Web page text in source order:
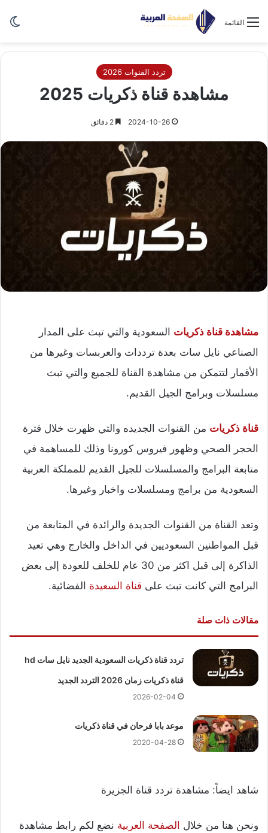
القائمة
تردد القنوات 2026
مشاهدة قناة ذكريات 2025
2024-10-26 2 دقائق
مشاهدة قناة ذكريات السعودية والتي تبث على المدار
الصناعي نايل سات بعدة ترددات والعربسات وغيرها من
الأقمار لتتمكن من مشاهدة القناة للجميع والتي تبث
مسلسلات وبرامج الجيل القديم.
قناة ذكريات من القنوات الجديده والتي ظهرت خلال فترة
الحجر الصحي وظهور فيروس كورونا وذلك للمساهمة في
متابعة البرامج والمسلسلات للجيل القديم للمملكة العربية
السعودية من برامج ومسلسلات واخبار وغيرها.
وتعد القناة من القنوات الجديدة والرائدة في المتابعة من
قبل المواطنين السعوديين في الداخل والخارج وهي تعيد
الذاكرة إلى قبل اكثر من 30 عام للخلف للعودة إلى بعض
البرامج التي كانت تبث على قناة السعيدة الفضائية.
مقالات ذات صلة
تردد قناة ذكريات السعودية الجديد نايل سات hd
قناة ذكريات زمان 2026 التردد الجديد
2026-02-04
موعد بابا فرحان في قناة ذكريات
2020-04-28
شاهد ايضاً: مشاهدة تردد قناة الجزيرة
ونحن هنا من خلال الصفحة العربية نضع لكم رابط مشاهدة